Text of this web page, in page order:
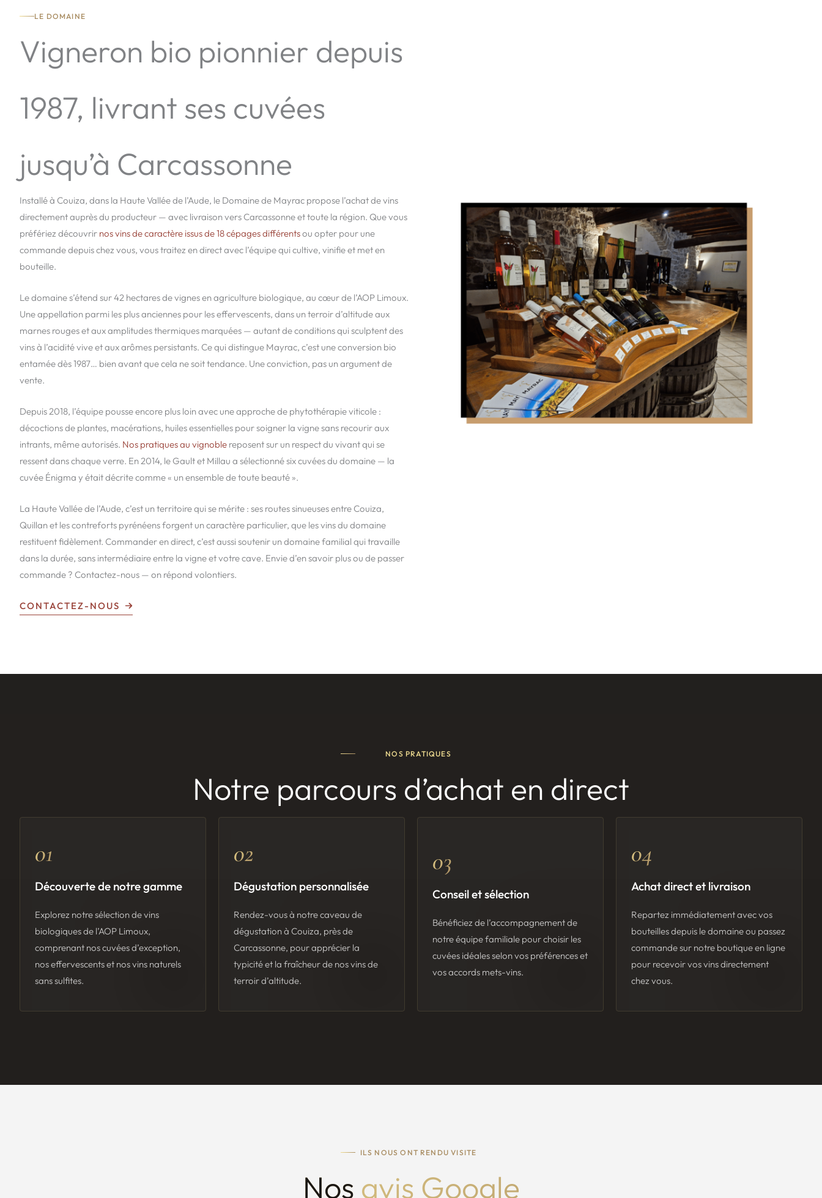
LE DOMAINE
Vigneron bio pionnier depuis
1987, livrant ses cuvées
jusqu’à Carcassonne
Installé à Couiza, dans la Haute Vallée de l’Aude, le Domaine de Mayrac propose l’achat de vins
directement auprès du producteur — avec livraison vers Carcassonne et toute la région. Que vous
préfériez découvrir nos vins de caractère issus de 18 cépages différentsou opter pour une
commande depuis chez vous, vous traitez en direct avec l’équipe qui cultive, vinifie et met en
bouteille.
Le domaine s’étend sur 42 hectares de vignes en agriculture biologique, au cœur de l’AOP Limoux.
Une appellation parmi les plus anciennes pour les effervescents, dans un terroir d’altitude aux
marnes rouges et aux amplitudes thermiques marquées — autant de conditions qui sculptent des
vins à l’acidité vive et aux arômes persistants. Ce qui distingue Mayrac, c’est une conversion bio
entamée dès 1987… bien avant que cela ne soit tendance. Une conviction, pas un argument de
vente.
Depuis 2018, l’équipe pousse encore plus loin avec une approche de phytothérapie viticole :
décoctions de plantes, macérations, huiles essentielles pour soigner la vigne sans recourir aux
intrants, même autorisés. Nos pratiques au vignoble reposent sur un respect du vivant qui se
ressent dans chaque verre. En 2014, le Gault et Millau a sélectionné six cuvées du domaine — la
cuvée Énigma y était décrite comme « un ensemble de toute beauté ».
La Haute Vallée de l’Aude, c’est un territoire qui se mérite : ses routes sinueuses entre Couiza,
Quillan et les contreforts pyrénéens forgent un caractère particulier, que les vins du domaine
restituent fidèlement. Commander en direct, c’est aussi soutenir un domaine familial qui travaille
dans la durée, sans intermédiaire entre la vigne et votre cave. Envie d’en savoir plus ou de passer
commande ? Contactez-nous — on répond volontiers.
CONTACTEZ-NOUS
NOS PRATIQUES
Notre parcours d’achat en direct
01
Découverte de notre gamme
Explorez notre sélection de vins
biologiques de l’AOP Limoux,
comprenant nos cuvées d’exception,
nos effervescents et nos vins naturels
sans sulfites.
02
Dégustation personnalisée
Rendez-vous à notre caveau de
dégustation à Couiza, près de
Carcassonne, pour apprécier la
typicité et la fraîcheur de nos vins de
terroir d’altitude.
03
Conseil et sélection
Bénéficiez de l’accompagnement de
notre équipe familiale pour choisir les
cuvées idéales selon vos préférences et
vos accords mets-vins.
04
Achat direct et livraison
Repartez immédiatement avec vos
bouteilles depuis le domaine ou passez
commande sur notre boutique en ligne
pour recevoir vos vins directement
chez vous.
ILS NOUS ONT RENDU VISITE
Nos avis Google